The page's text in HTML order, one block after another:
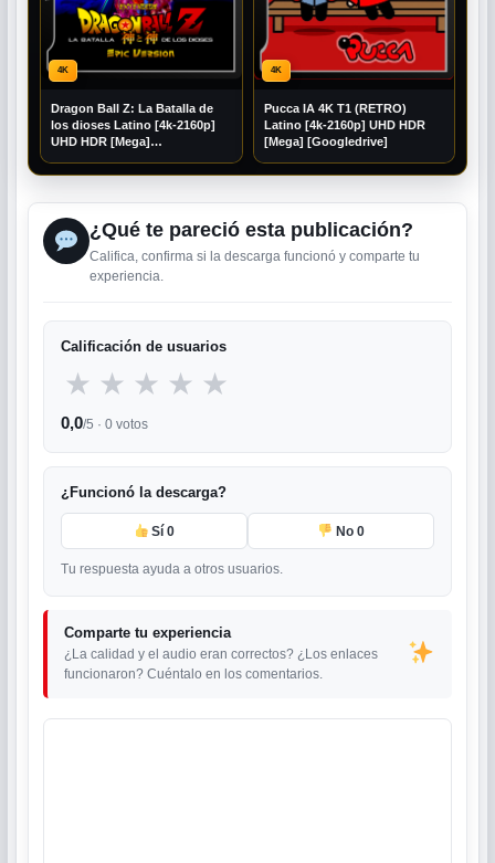
4K
Dragon Ball Z: La Batalla de
los dioses Latino [4k-2160p]
UHD HDR [Mega]
4K
Pucca IA 4K T1 (RETRO)
Latino [4k-2160p] UHD HDR
[Mega] [Googledrive]
¿Qué te pareció esta publicación?
Califica, confirma si la descarga funcionó y comparte tu
experiencia.
Calificación de usuarios
★ ★ ★ ★ ★
0,0/5 · 0 votos
¿Funcionó la descarga?
Sí0 No 0
Tu respuesta ayuda a otros usuarios.
Comparte tu experiencia
¿La calidad y el audio eran correctos? ¿Los enlaces
funcionaron? Cuéntalo en los comentarios.